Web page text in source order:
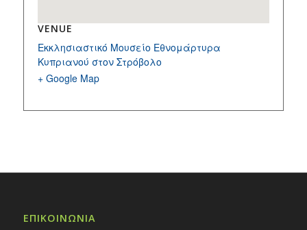
VENUE
Εκκλησιαστικό Μουσείο Εθνομάρτυρα
Κυπριανού στον Στρόβολο
+ Google Map
ΕΠΙΚΟΙΝΩΝΙΑ